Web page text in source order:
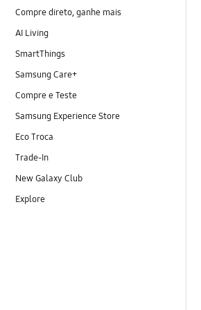
Compre direto, ganhe mais
AI Living
SmartThings
Samsung Care+
Compre e Teste
Samsung Experience Store
Eco Troca
Trade-In
New Galaxy Club
Explore